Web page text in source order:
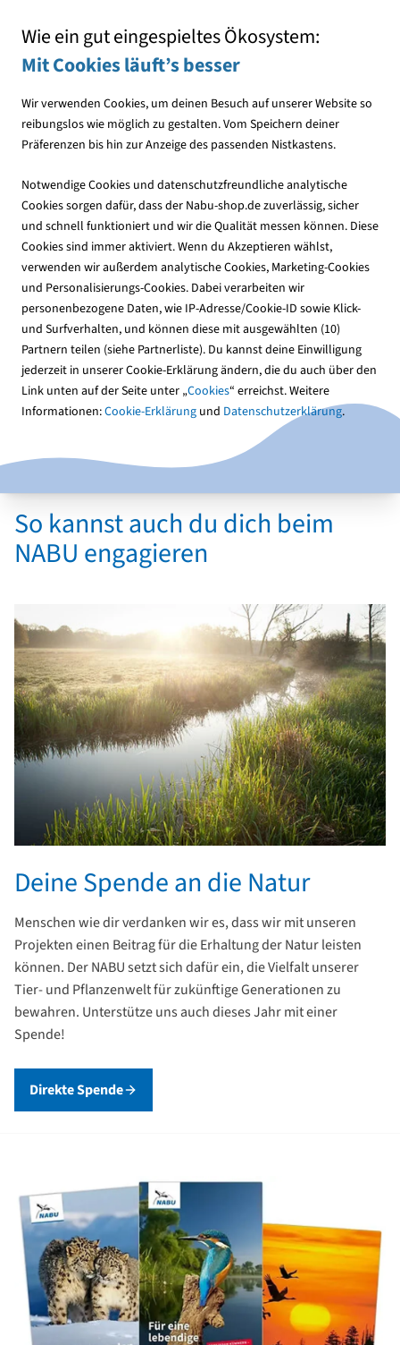
Wie ein gut eingespieltes Ökosystem:
Mit Cookies läuft’s besser
Wir verwenden Cookies, um deinen Besuch auf unserer Website so
reibungslos wie möglich zu gestalten. Vom Speichern deiner
Präferenzen bis hin zur Anzeige des passenden Nistkastens.
Notwendige Cookies und datenschutzfreundliche analytische
Cookies sorgen dafür, dass der Nabu-shop.de zuverlässig, sicher
und schnell funktioniert und wir die Qualität messen können. Diese
Cookies sind immer aktiviert. Wenn du Akzeptieren wählst,
verwenden wir außerdem analytische Cookies, Marketing-Cookies
und Personalisierungs-Cookies. Dabei verarbeiten wir
personenbezogene Daten, wie IP-Adresse/Cookie-ID sowie Klick-
und Surfverhalten, und können diese mit ausgewählten (10)
Partnern teilen (siehe Partnerliste). Du kannst deine Einwilligung
jederzeit in unserer Cookie-Erklärung ändern, die du auch über den
Link unten auf der Seite unter „Cookies“ erreichst. Weitere
Informationen:Cookie-Erklärung und Datenschutzerklärung.
Spenden
Spenden ist vielfältig
Unter dem Motto „für Mensch und Natur“ engagiert sich beim
NABU eine beeindruckende Schar ehrenamtlicher Helferinnen
und Helfer. Rund 37.000 Bürgerinnen und Bürger leisten pro
Jahr gemeinsam drei Millionen Stunden freiwillige und
uneigennützige Arbeit für unsere Natur und Umwelt. So kann
der NABU zwischen Ostsee und Alpen Tausende Projekte zum
Wohle von Pflanzen, Tieren und ihren Lebensräumen
verwirklichen.
Weiterführende Infos beim NABU
So kannst auch du dich beim
NABU engagieren
Deine Spende an die Natur
Menschen wie dir verdanken wir es, dass wir mit unseren
Projekten einen Beitrag für die Erhaltung der Natur leisten
können. Der NABU setzt sich dafür ein, die Vielfalt unserer
Tier- und Pflanzenwelt für zukünftige Generationen zu
bewahren. Unterstütze uns auch dieses Jahr mit einer
Spende!
Direkte Spende